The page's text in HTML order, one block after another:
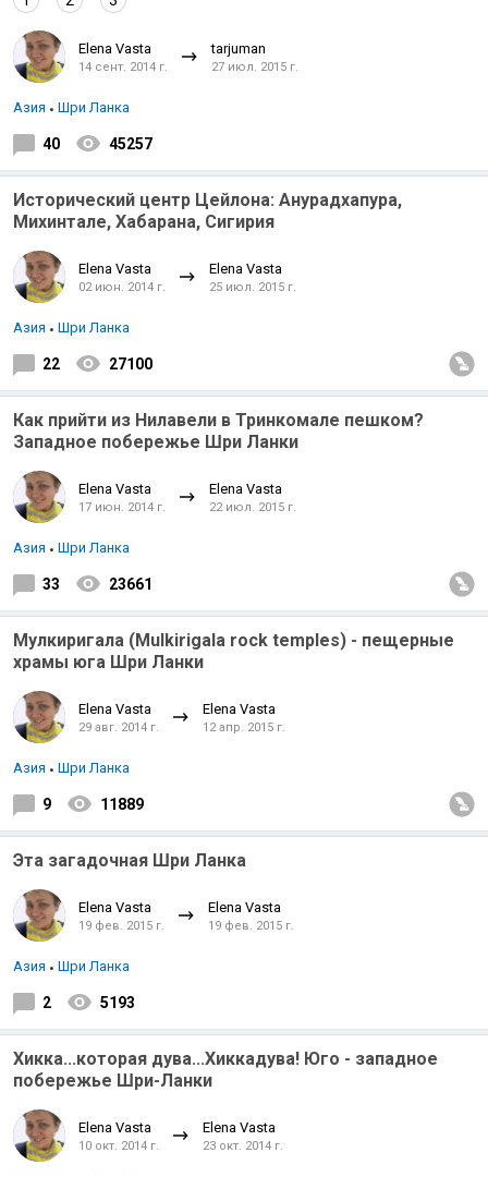
Elena Vasta
14 сент. 2014 г.
tarjuman
27 июл. 2015 г.
Азия Шри Ланка
40 45257
Исторический центр Цейлона: Анурадхапура,
Михинтале, Хабарана, Сигирия
Elena Vasta
02 июн. 2014 г.
Elena Vasta
25 июл. 2015 г.
Азия Шри Ланка
22 27100
Как прийти из Нилавели в Тринкомале пешком?
Западное побережье Шри Ланки
Elena Vasta
17 июн. 2014 г.
Elena Vasta
22 июл. 2015 г.
Азия Шри Ланка
33 23661
Мулкиригала (Mulkirigala rock temples) - пещерные
храмы юга Шри Ланки
Elena Vasta
29 авг. 2014 г.
Elena Vasta
12 апр. 2015 г.
Азия Шри Ланка
9 11889
Эта загадочная Шри Ланка
Elena Vasta
19 фев. 2015 г.
Elena Vasta
19 фев. 2015 г.
Азия Шри Ланка
2 5193
Хикка...которая дува...Хиккадува! Юго - западное
побережье Шри-Ланки
Elena Vasta
10 окт. 2014 г.
Elena Vasta
23 окт. 2014 г.